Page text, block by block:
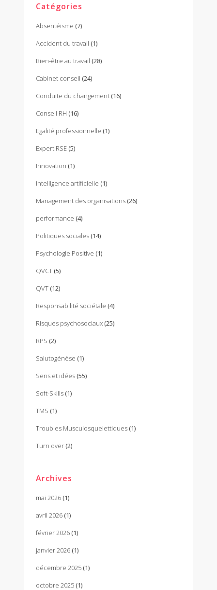
Catégories
Absentéisme (7)
Accident du travail (1)
Bien-être au travail (28)
Cabinet conseil (24)
Conduite du changement (16)
Conseil RH (16)
Egalité professionnelle (1)
Expert RSE (5)
Innovation (1)
intelligence artificielle (1)
Management des organisations (26)
performance (4)
Politiques sociales (14)
Psychologie Positive (1)
QVCT (5)
QVT (12)
Responsabilité sociétale (4)
Risques psychosociaux (25)
RPS (2)
Salutogénèse (1)
Sens et idées (55)
Soft-Skills (1)
TMS (1)
Troubles Musculosquelettiques (1)
Turn over (2)
Archives
mai 2026 (1)
avril 2026 (1)
février 2026 (1)
janvier 2026 (1)
décembre 2025 (1)
octobre 2025 (1)